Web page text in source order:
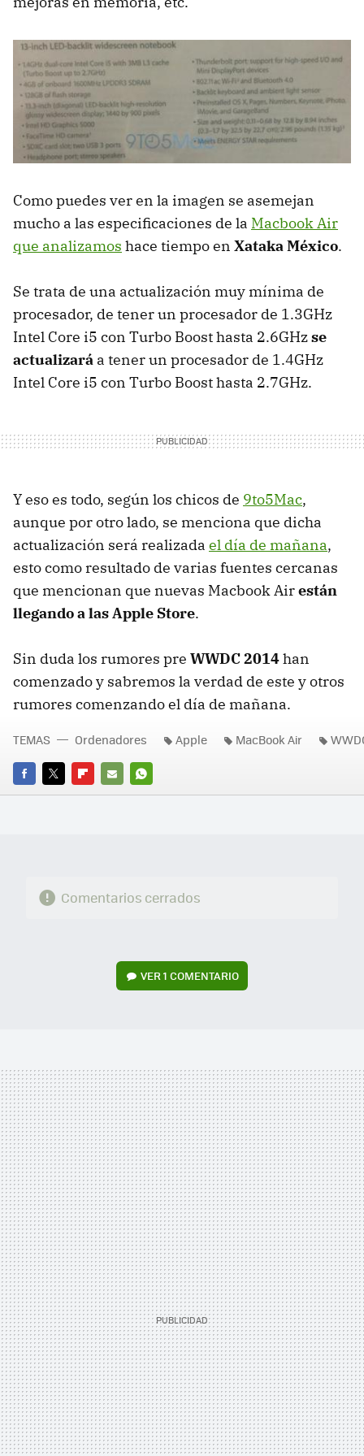
Como puedes ver en la imagen se asemejan
mucho a las especificaciones de la Macbook Air
que analizamos hace tiempo en Xataka México.
Se trata de una actualización muy mínima de
procesador, de tener un procesador de 1.3GHz
Intel Core i5 con Turbo Boost hasta 2.6GHzse
actualizará a tener un procesador de 1.4GHz
Intel Core i5 con Turbo Boost hasta 2.7GHz.
Y eso es todo, según los chicos de 9to5Mac,
aunque por otro lado, se menciona que dicha
actualización será realizada el día de mañana,
esto como resultado de varias fuentes cercanas
que mencionan que nuevas Macbook Airestán
llegando a las Apple Store.
Sin duda los rumores pre WWDC 2014han
comenzado y sabremos la verdad de este y otros
rumores comenzando el día de mañana.
FACEBOOK
TWITTERFLIPBOARD
E-
WHATSAPP
TEMAS Ordenadores Apple MacBook Air
Comentarios cerrados
VER1 COMENTARIO